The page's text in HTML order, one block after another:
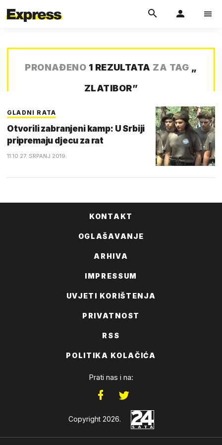
PRONAĐENO 1 REZULTATA ZA TAG „
ZLATIBOR”
GLADNI RATA
Otvorili zabranjeni kamp: U Srbiji
pripremaju djecu za rat
11:10 27. SRPANJ 2019.
KONTAKT
OGLAŠAVANJE
ARHIVA
IMPRESSUM
UVJETI KORIŠTENJA
PRIVATNOST
RSS
POLITIKA KOLAČIĆA
Prati nas i na:
Copyright 2026.